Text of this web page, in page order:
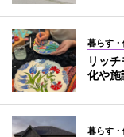
暮らす・
リッ
化や施
暮らす・